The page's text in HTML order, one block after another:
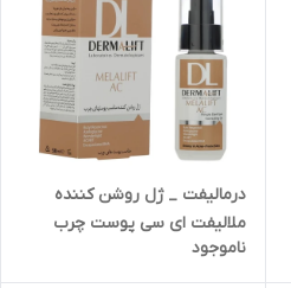
درمالیفت _ ژل روشن کننده
ملالیفت ای سی پوست چرب
ناموجود